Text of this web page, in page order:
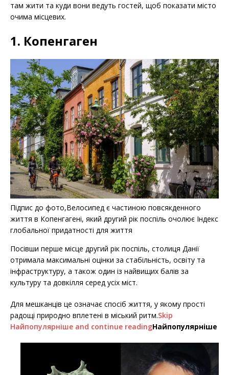
там жити та куди вони ведуть гостей, щоб показати місто
очима місцевих.
1. Копенгаген
Підпис до фото,Велосипед є частиною повсякденного
життя в Копенгагені, який другий рік поспіль очолює Індекс
глобальної придатності для життя
Посівши перше місце другий рік поспіль, столиця Данії
отримала максимальні оцінки за стабільність, освіту та
інфраструктуру, а також один із найвищих балів за
культуру та довкілля серед усіх міст.
Для мешканців це означає спосіб життя, у якому прості
радощі природно вплетені в міський ритм.Skip
Найпопулярніше and continue readingНайпопулярніше